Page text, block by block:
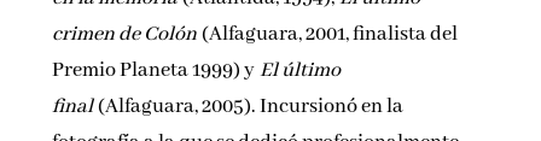
crimen de Colón (Alfaguara, 2001, finalista del
Premio Planeta 1999) yEl último
final(Alfaguara, 2005). Incursionó en la